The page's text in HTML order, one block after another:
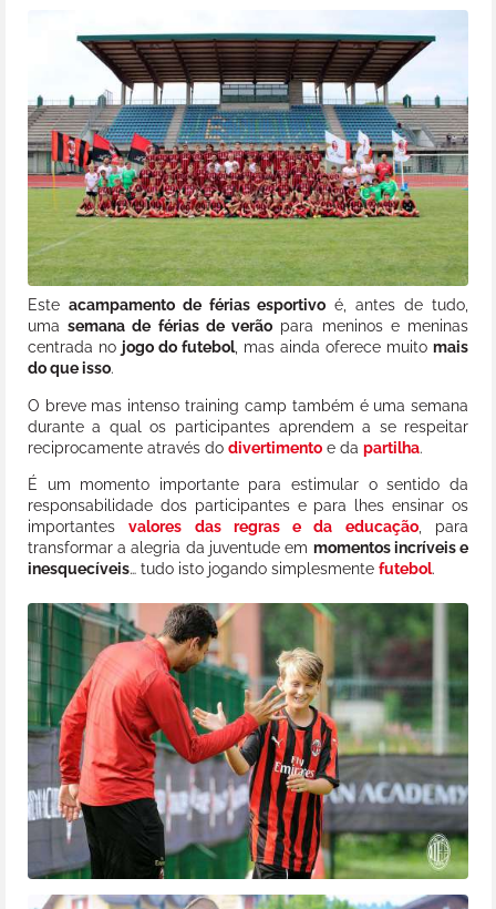
Este acampamento de férias esportivo é, antes de tudo,
umasemana de férias de verão para meninos e meninas
centrada no jogo do futebol, mas ainda oferece muitomais
do que isso.
O breve mas intenso training camp também é uma semana
durante a qual os participantes aprendem a se respeitar
reciprocamente através do divertimentoe da partilha.
É um momento importante para estimular o sentido da
responsabilidade dos participantes e para lhes ensinar os
importantesvalores das regras e da educação, para
transformar a alegria da juventude em momentos incríveis e
inesquecíveis… tudo isto jogando simplesmente futebol.